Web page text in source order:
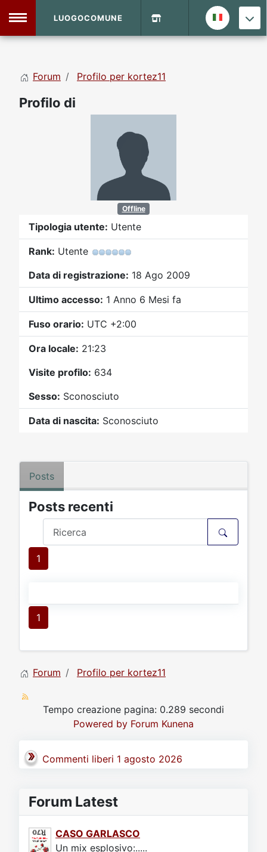
Forum
LUOGOCOMUNE
Forum Profilo per kortez11
Profilo di
Offline
Tipologia utente: Utente
Rank: Utente
Data di registrazione: 18 Ago 2009
Ultimo accesso: 1 Anno 6 Mesi fa
Fuso orario: UTC +2:00
Ora locale: 21:23
Visite profilo: 634
Sesso: Sconosciuto
Data di nascita: Sconosciuto
Posts
Posts recenti
1
1
Forum Profilo per kortez11
Tempo creazione pagina: 0.289 secondi
Powered by Forum Kunena
Commenti liberi 1 agosto 2026
Forum Latest
CASO GARLASCO
Un mix esplosivo:.....